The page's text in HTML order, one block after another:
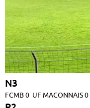
N3
FCMB 0 UF MACONNAIS 0